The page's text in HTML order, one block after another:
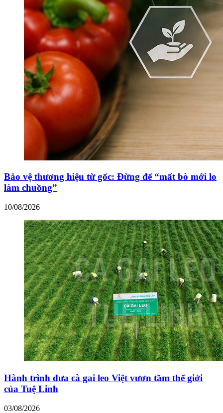
Bảo vệ thương hiệu từ gốc: Đừng để “mất bò mới lo
làm chuồng”
10/08/2026
Hành trình đưa cà gai leo Việt vươn tầm thế giới
của Tuệ Linh
03/08/2026